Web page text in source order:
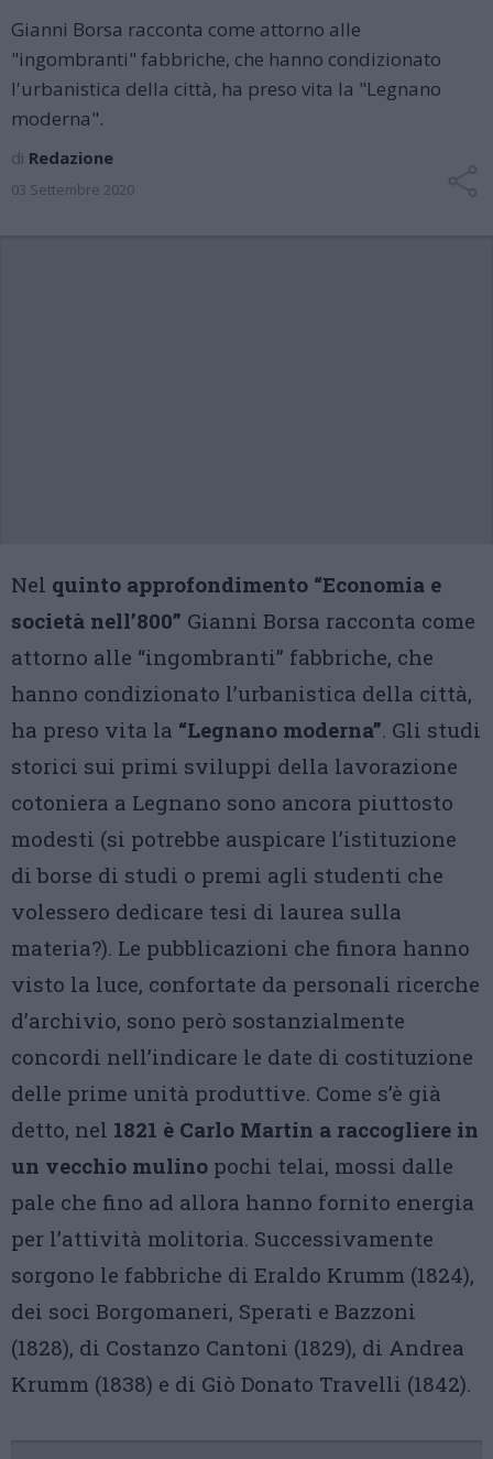
Gianni Borsa racconta come attorno alle
"ingombranti" fabbriche, che hanno condizionato
l'urbanistica della città, ha preso vita la "Legnano
moderna".
di Redazione
03 Settembre 2020
Nel quinto approfondimento “Economia e
società nell’800” Gianni Borsa racconta come
attorno alle “ingombranti” fabbriche, che
hanno condizionato l’urbanistica della città,
ha preso vita la “Legnano moderna”. Gli studi
storici sui primi sviluppi della lavorazione
cotoniera a Legnano sono ancora piuttosto
modesti (si potrebbe auspicare l’istituzione
di borse di studi o premi agli studenti che
volessero dedicare tesi di laurea sulla
materia?). Le pubblicazioni che finora hanno
visto la luce, confortate da personali ricerche
d’archivio, sono però sostanzialmente
concordi nell’indicare le date di costituzione
delle prime unità produttive. Come s’è già
detto, nel 1821 è Carlo Martin a raccogliere in
un vecchio mulino pochi telai, mossi dalle
pale che fino ad allora hanno fornito energia
per l’attività molitoria. Successivamente
sorgono le fabbriche di Eraldo Krumm (1824),
dei soci Borgomaneri, Sperati e Bazzoni
(1828), di Costanzo Cantoni (1829), di Andrea
Krumm (1838) e di Giò Donato Travelli (1842).